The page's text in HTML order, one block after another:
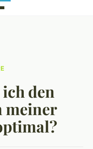
den
meiner